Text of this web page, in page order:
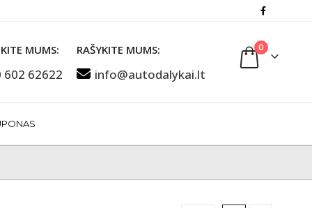
MUMS:
602 62622
RAŠYKITE MUMS:
info@autodalykai.lt
0